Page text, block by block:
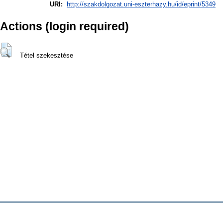
URI:
http://szakdolgozat.uni-eszterhazy.hu/id/eprint/5349
Actions (login required)
Tétel szekesztése